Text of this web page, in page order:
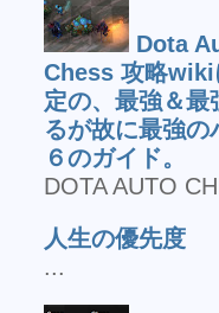
Dota
Chess 攻略wiki
定の、最強＆最
るが故に最強の
６のガイド。
DOTA AUTO
人生の優先度
...